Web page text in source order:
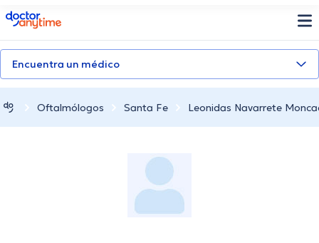
doctoranytime
Encuentra un médico
Oftalmólogos Santa Fe Leonidas Navarrete